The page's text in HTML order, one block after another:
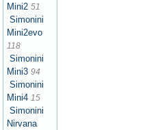
Mini2 51
Simonini
Mini2evo
118
Simonini
Mini3 94
Simonini
Mini4 15
Simonini
Nirvana